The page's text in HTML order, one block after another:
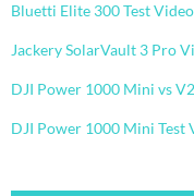
Bluetti Elite 300 Test Video
Jackery SolarVault 3 Pro
DJI Power 1000 Mini vs
DJI Power 1000 Mini Test